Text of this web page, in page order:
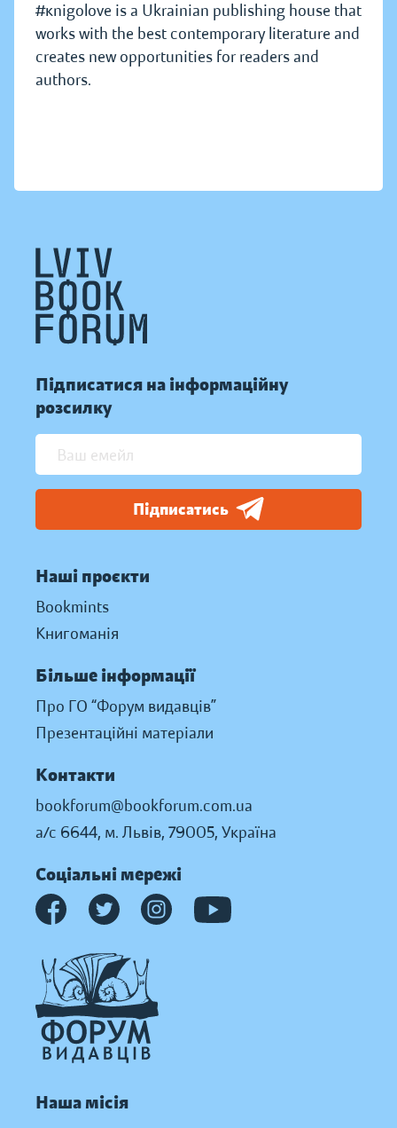
#кnigolove is a Ukrainian publishing house that
works with the best contemporary literature and
creates new opportunities for readers and
authors.
Підписатися на інформаційну
розсилку
Підписатись
Наші проєкти
Bookmints
Книгоманія
Більше інформації
Про ГО “Форум видавців”
Презентаційні матеріали
Контакти
bookforum@bookforum.com.ua
а/с 6644, м. Львів, 79005, Україна
Соціальні мережі
Наша місія